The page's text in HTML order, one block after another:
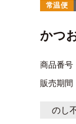
常温便
かつ
商品番号
販売期間
のし